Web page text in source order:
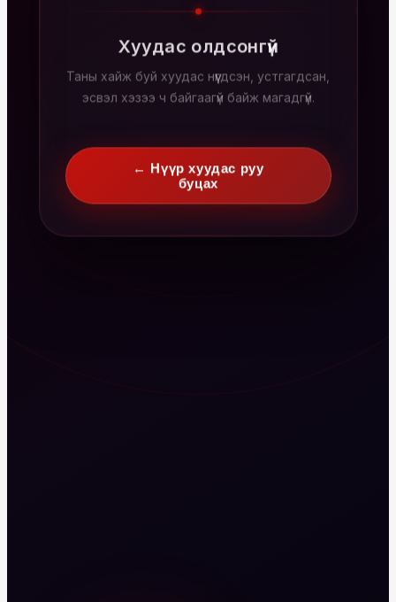
Хуудас олдсонгүй
Таны хайж буй хуудас нүүгдсэн, устгагдсан,
эсвэл хэзээ ч байгаагүй байж магадгүй.
← Нүүр хуудас руу
буцах